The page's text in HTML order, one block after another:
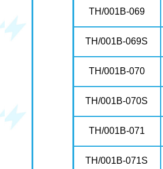
TH/001B-069
TH/001B-069S
TH/001B-070
TH/001B-070S
TH/001B-071
TH/001B-071S